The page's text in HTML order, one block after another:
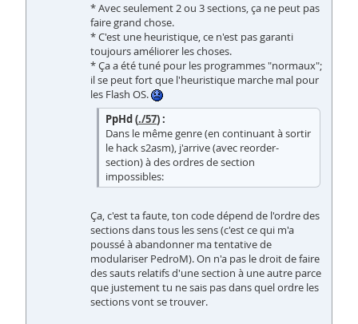
* Avec seulement 2 ou 3 sections, ça ne peut pas
faire grand chose.
* C'est une heuristique, ce n'est pas garanti
toujours améliorer les choses.
* Ça a été tuné pour les programmes "normaux";
il se peut fort que l'heuristique marche mal pour
les Flash OS.
PpHd (./57) :
Dans le même genre (en continuant à sortir
le hack s2asm), j'arrive (avec reorder-
section) à des ordres de section
impossibles:
Ça, c'est ta faute, ton code dépend de l'ordre des
sections dans tous les sens (c'est ce qui m'a
poussé à abandonner ma tentative de
modulariser PedroM). On n'a pas le droit de faire
des sauts relatifs d'une section à une autre parce
que justement tu ne sais pas dans quel ordre les
sections vont se trouver.